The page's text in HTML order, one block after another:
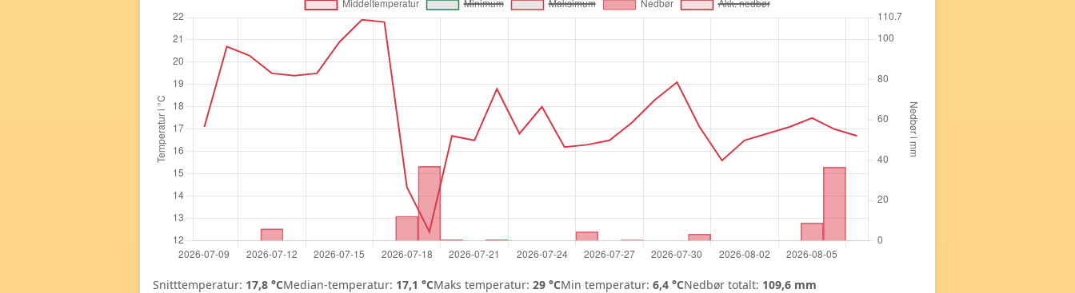
Snitttemperatur: 17,8 °CMedian-temperatur: 17,1 °CMaks temperatur: 29 °CMin temperatur: 6,4 °CNedbør totalt: 109,6 mm